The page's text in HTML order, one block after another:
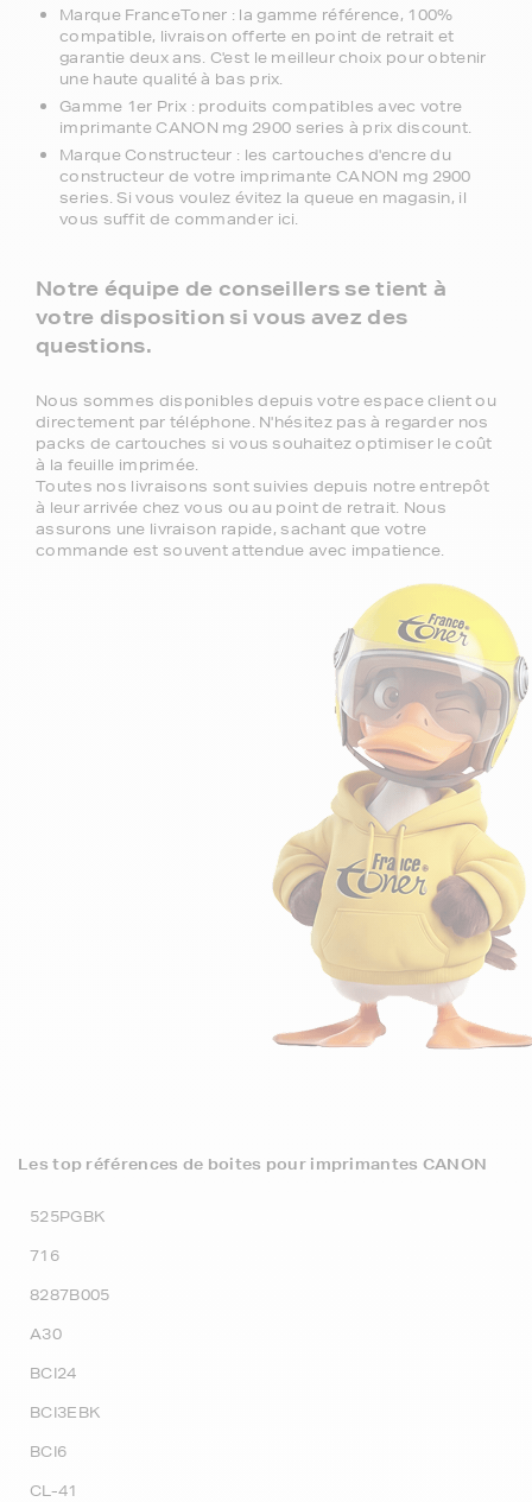
Marque FranceToner : la gamme référence, 100%
compatible, livraison offerte en point de retrait et
garantie deux ans. C'est le meilleur choix pour obtenir
une haute qualité à bas prix.
Gamme 1er Prix : produits compatibles avec votre
imprimante CANON mg 2900 series à prix discount.
Marque Constructeur : les cartouches d'encre du
constructeur de votre imprimante CANON mg 2900
series. Si vous voulez évitez la queue en magasin, il
vous suffit de commander ici.
Notre équipe de conseillers se tient à
votre disposition si vous avez des
questions.
Nous sommes disponibles depuis votre espace client ou
directement par téléphone. N'hésitez pas à regarder nos
packs de cartouches si vous souhaitez optimiser le coût
à la feuille imprimée.
Toutes nos livraisons sont suivies depuis notre entrepôt
à leur arrivée chez vous ou au point de retrait. Nous
assurons une livraison rapide, sachant que votre
commande est souvent attendue avec impatience.
Les top références de boites pour imprimantes CANON
525PGBK
716
8287B005
A30
BCI24
BCI3EBK
BCI6
CL-41